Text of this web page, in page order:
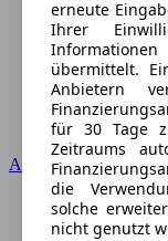
Audi
erneute
Ihrer
übermittelt.
Anbietern
für 30 Tage
Zeitraums
die
solche
nicht genutzt